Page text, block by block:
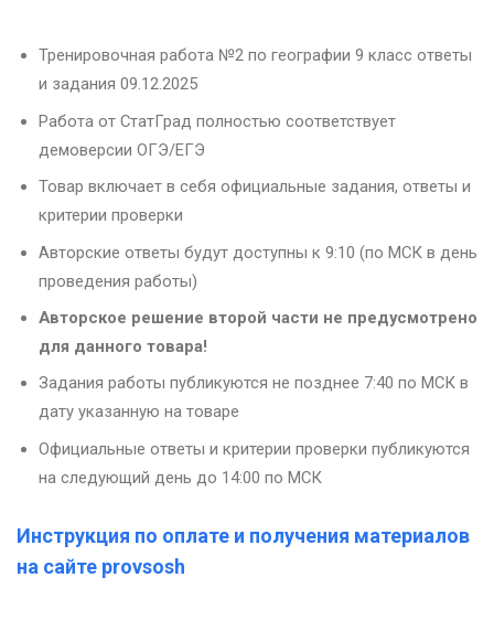
Тренировочная работа №2 по географии 9 класс ответы
и задания 09.12.2025
Работа от СтатГрад полностью соответствует
демоверсии ОГЭ/ЕГЭ
Товар включает в себя официальные задания, ответы и
критерии проверки
Авторские ответы будут доступны к 9:10 (по МСК в день
проведения работы)
Авторское решение второй части не предусмотрено
для данного товара!
Задания работы публикуются не позднее 7:40 по МСК в
дату указанную на товаре
Официальные ответы и критерии проверки публикуются
на следующий день до 14:00 по МСК
Инструкция по оплате и получения материалов
на сайте provsosh